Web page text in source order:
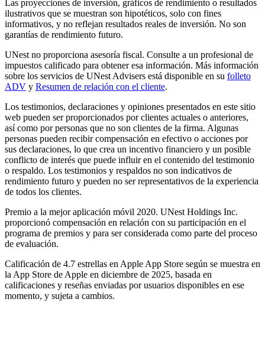
Las proyecciones de inversión, gráficos de rendimiento o resultados
ilustrativos que se muestran son hipotéticos, solo con fines
informativos, y no reflejan resultados reales de inversión. No son
garantías de rendimiento futuro.
UNest no proporciona asesoría fiscal. Consulte a un profesional de
impuestos calificado para obtener esa información. Más información
sobre los servicios de UNest Advisers está disponible en su folleto
ADV y Resumen de relación con el cliente.
Los testimonios, declaraciones y opiniones presentados en este sitio
web pueden ser proporcionados por clientes actuales o anteriores,
así como por personas que no son clientes de la firma. Algunas
personas pueden recibir compensación en efectivo o acciones por
sus declaraciones, lo que crea un incentivo financiero y un posible
conflicto de interés que puede influir en el contenido del testimonio
o respaldo. Los testimonios y respaldos no son indicativos de
rendimiento futuro y pueden no ser representativos de la experiencia
de todos los clientes.
Premio a la mejor aplicación móvil 2020. UNest Holdings Inc.
proporcionó compensación en relación con su participación en el
programa de premios y para ser considerada como parte del proceso
de evaluación.
Calificación de 4.7 estrellas en Apple App Store según se muestra en
la App Store de Apple en diciembre de 2025, basada en
calificaciones y reseñas enviadas por usuarios disponibles en ese
momento, y sujeta a cambios.